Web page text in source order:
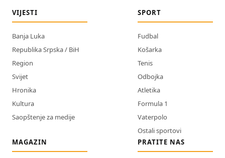
VIJESTI
Banja Luka
Republika Srpska / BiH
Region
Svijet
Hronika
Kultura
Saopštenje za medije
SPORT
Fudbal
Košarka
Tenis
Odbojka
Atletika
Formula 1
Vaterpolo
Ostali sportovi
MAGAZIN
PRATITE NAS